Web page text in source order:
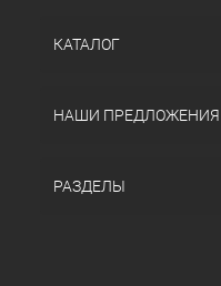
КАТАЛОГ
НАШИ ПРЕДЛОЖЕНИЯ
РАЗДЕЛЫ